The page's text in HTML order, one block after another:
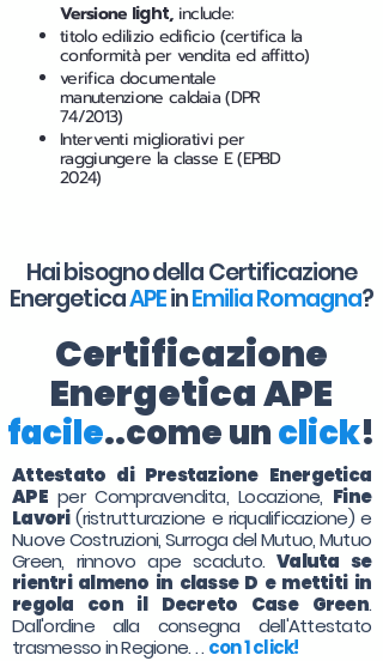
Versione light,include:
titolo edilizio edificio (certifica la
conformità per vendita ed affitto)
verifica documentale
manutenzione caldaia (DPR
74/2013)
Interventi migliorativi per
raggiungere la classe E (EPBD
2024)
Hai bisogno della Certificazione
EnergeticaAPEinEmilia Romagna?
Certificazione
Energetica APE
facile..come unclick!
Attestato di Prestazione Energetica
APEper Compravendita, Locazione, Fine
Lavori(ristrutturazione e riqualificazione) e
Nuove Costruzioni, Surroga del Mutuo, Mutuo
Green, rinnovo ape scaduto. Valuta se
rientri almeno in classe D e mettiti in
regola con il Decreto Case Green.
Dall'ordine alla consegna dell'Attestato
trasmesso in Regione. . . con 1 click!